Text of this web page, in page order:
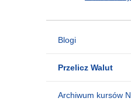
Blogi
Przelicz Walut
Archiwum kursów